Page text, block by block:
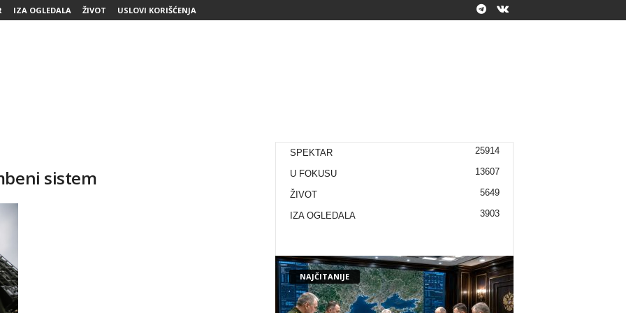
IZA OGLEDALA ŽIVOT USLOVI KORIŠĆENJA
sistem
SPEKTAR 25914
U FOKUSU 13607
ŽIVOT 5649
IZA OGLEDALA 3903
NAJČITANIJE